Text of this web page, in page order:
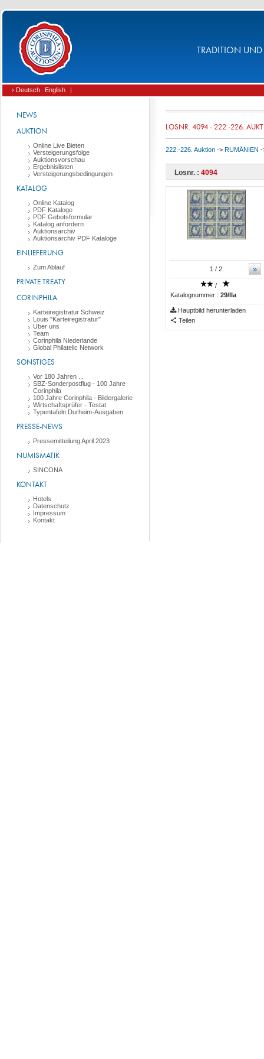
TRADITION UND
› Deutsch English |
NEWS
AUKTION
Online Live Bieten
Versteigerungsfolge
Auktionsvorschau
Ergebnislisten
Versteigerungsbedingungen
KATALOG
Online Katalog
PDF Kataloge
PDF Gebotsformular
Katalog anfordern
Auktionsarchiv
Auktionsarchiv PDF Kataloge
EINLIEFERUNG
Zum Ablauf
PRIVATE TREATY
CORINPHILA
Karteiregistratur Schweiz
Louis "Karteiregistratur"
Über uns
Team
Corinphila Niederlande
Global Philatelic Network
SONSTIGES
Vor 180 Jahren ...
SBZ-Sonderpostflug - 100 Jahre
Corinphila
100 Jahre Corinphila - Bildergalerie
Wirtschaftsprüfer - Testat
Typentafeln Durheim-Ausgaben
PRESSE-NEWS
Pressemitteilung April 2023
NUMISMATIK
SINCONA
KONTAKT
Hotels
Datenschutz
Impressum
Kontakt
LOSNR. 4094 - 222.-226.
222.-226. Auktion -> RUMÄNIEN
Losnr. : 4094
»
1 / 2
/
Katalognummer : 29/IIa
Hauptbild herunterladen
Teilen